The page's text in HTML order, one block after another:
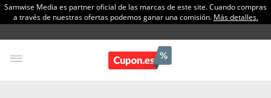
Samwise Media es partner oficial de las marcas de este site. Cuando compras
a través de nuestras ofertas podemos ganar una comisión. Más detalles.